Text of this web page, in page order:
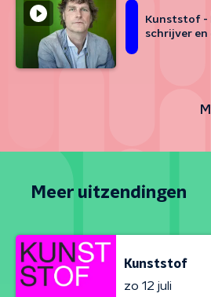
Kunststof -
schrijver
Meer uitzendingen
Kunststof
zo 12 juli